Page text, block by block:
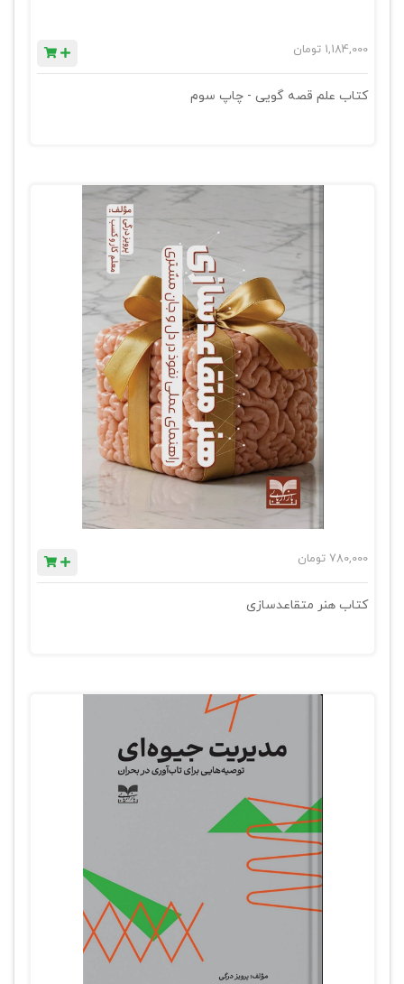
1,184,000 تومان
کتاب علم قصه گویی - چاپ سوم
780,000 تومان
کتاب هنر متقاعدسازی